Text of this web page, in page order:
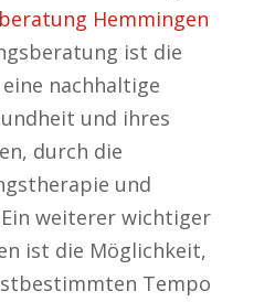
Hemmingen
ist die
nachhaltige
und ihres
durch die
und
weiterer wichtiger
ist die Möglichkeit,
Tempo